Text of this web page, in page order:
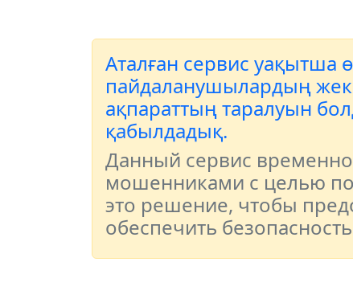
Аталған сервис уақытша
пайдаланушылардың жеке
ақпараттың таралуын
қабылдадық.
Данный сервис временно
мошенниками с целью
это решение, чтобы
обеспечить